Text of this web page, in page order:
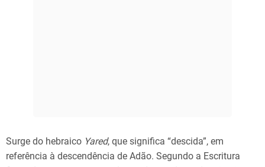
Surge do hebraico Yared, que significa “descida”, em
referência à descendência de Adão. Segundo a Escritura